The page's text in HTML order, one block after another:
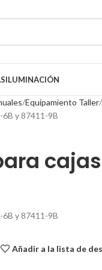
ILUMINACIÓN
Equipamiento Taller
6B y 87411-9B
cajas
6B y 87411-9B
Añadir a la lista de